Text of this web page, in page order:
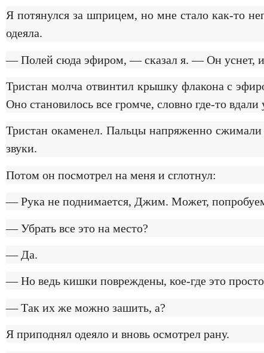
Я потянулся за шприцем, но мне стало как-то
одеяла.
— Полей сюда эфиром, — сказал я. — Он уснет, и
Тристан молча отвинтил крышку флакона с
Оно становилось все громче, словно где-то
Тристан окаменел. Пальцы напряженно сжимали
звуки.
Потом он посмотрел на меня и сглотнул:
— Рука не поднимается, Джим. Может, попробуем
— Убрать все это на место?
— Да.
— Но ведь кишки повреждены, кое-где это
— Так их же можно зашить, а?
Я приподнял одеяло и вновь осмотрел рану.